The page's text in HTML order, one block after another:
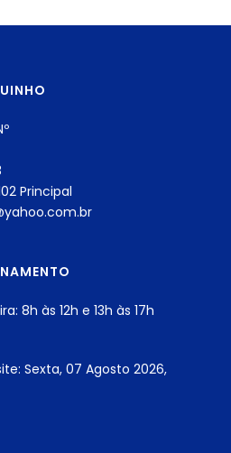
Principal
8h às 12h e 13h às 17h
Sexta, 07 Agosto 2026,